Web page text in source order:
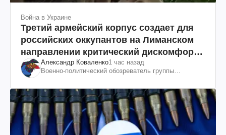
Война в Украине
Третий армейский корпус создает для
российских оккупантов на Лиманском
направлении критический дискомфорт:
как это удалось
Александр Коваленко1 час назад
Военно-политический обозреватель группы